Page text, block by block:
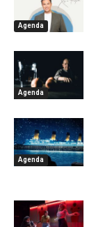
Agenda
Agenda
Agenda